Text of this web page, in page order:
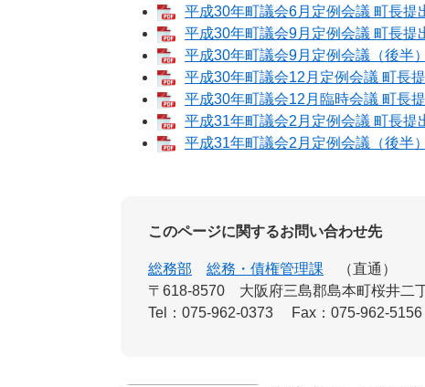
平成30年町議会6月定例会議 町長
平成30年町議会9月定例会議 町長
平成30年町議会9月定例会議（後半
平成30年町議会12月定例会議 町長
平成30年町議会12月臨時会議 町長
平成31年町議会2月定例会議 町長
平成31年町議会2月定例会議（後半
このページに関するお問い合わせ先
総務部 総務・債権管理課
直通
〒618-8570
大阪府三島郡島本町桜井二
Tel：075-962-0373
Fax：075-962-5156